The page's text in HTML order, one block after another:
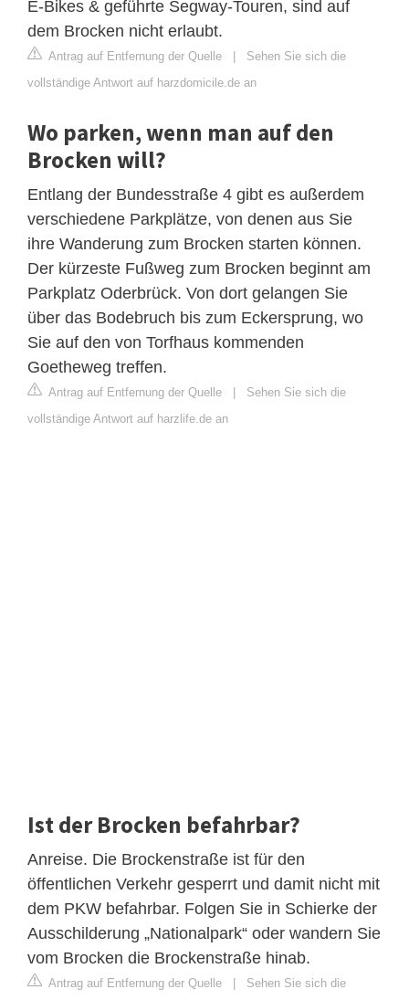
E-Bikes & geführte Segway-Touren, sind auf
dem Brocken nicht erlaubt.
Antrag auf Entfernung der Quelle
Sehen Sie sich die
vollständige Antwort auf harzdomicile.de an
Wo parken, wenn man auf den
Brocken will?
Entlang der Bundesstraße 4 gibt es außerdem
verschiedene Parkplätze, von denen aus Sie
ihre Wanderung zum Brocken starten können.
Der kürzeste Fußweg zum Brocken beginnt am
Parkplatz Oderbrück. Von dort gelangen Sie
über das Bodebruch bis zum Eckersprung, wo
Sie auf den von Torfhaus kommenden
Goetheweg treffen.
Antrag auf Entfernung der Quelle
Sehen Sie sich die
vollständige Antwort auf harzlife.de an
Ist der Brocken befahrbar?
Anreise. Die Brockenstraße ist für den
öffentlichen Verkehr gesperrt und damit nicht mit
dem PKW befahrbar. Folgen Sie in Schierke der
Ausschilderung „Nationalpark“ oder wandern Sie
vom Brocken die Brockenstraße hinab.
Antrag auf Entfernung der Quelle
Sehen Sie sich die